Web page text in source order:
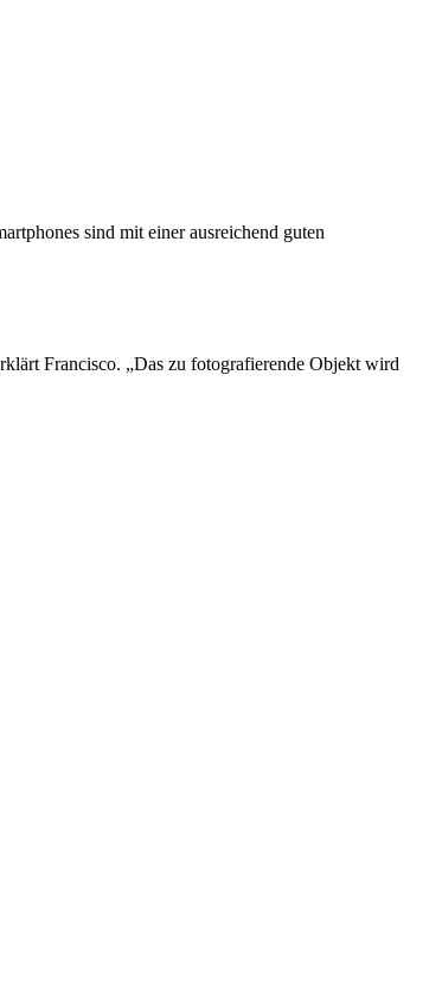
sind mit einer ausreichend guten
Francisco. „Das zu fotografierende Objekt wird